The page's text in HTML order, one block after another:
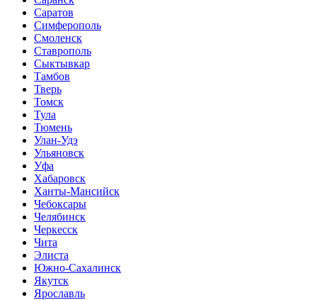
Саратов
Симферополь
Смоленск
Ставрополь
Сыктывкар
Тамбов
Тверь
Томск
Тула
Тюмень
Улан-Удэ
Ульяновск
Уфа
Хабаровск
Ханты-Мансийск
Чебоксары
Челябинск
Черкесск
Чита
Элиста
Южно-Сахалинск
Якутск
Ярославль